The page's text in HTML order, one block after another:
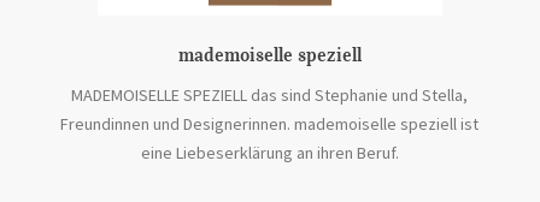
mademoiselle speziell
MADEMOISELLE SPEZIELL das sind Stephanie und Stella,
Freundinnen und Designerinnen. mademoiselle speziell ist
eine Liebeserklärung an ihren Beruf.